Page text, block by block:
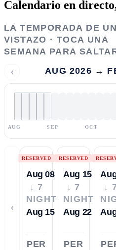
Calendario en
LA TEMPORADA DE UN
VISTAZO · TOCA UNA
SEMANA PARA
‹ AUG 2026 →
AUG SEP OCT
‹
RESERVED
Aug 08
↓ 7
NIGHTS
Aug 15
PER
RESERVED
Aug 15
↓ 7
NIGHTS
Aug 22
PER
↓ 7